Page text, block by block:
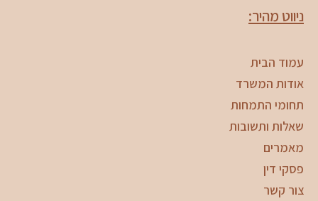
ניווט מהיר:
עמוד הבית
אודות המשרד
תחומי התמחות
שאלות ותשובות
מאמרים
פסקי דין
צור קשר